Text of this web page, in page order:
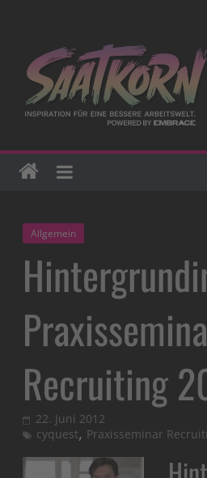
Allgemein
Recruiting
22. Juni 2012
cyquest, Praxisseminar